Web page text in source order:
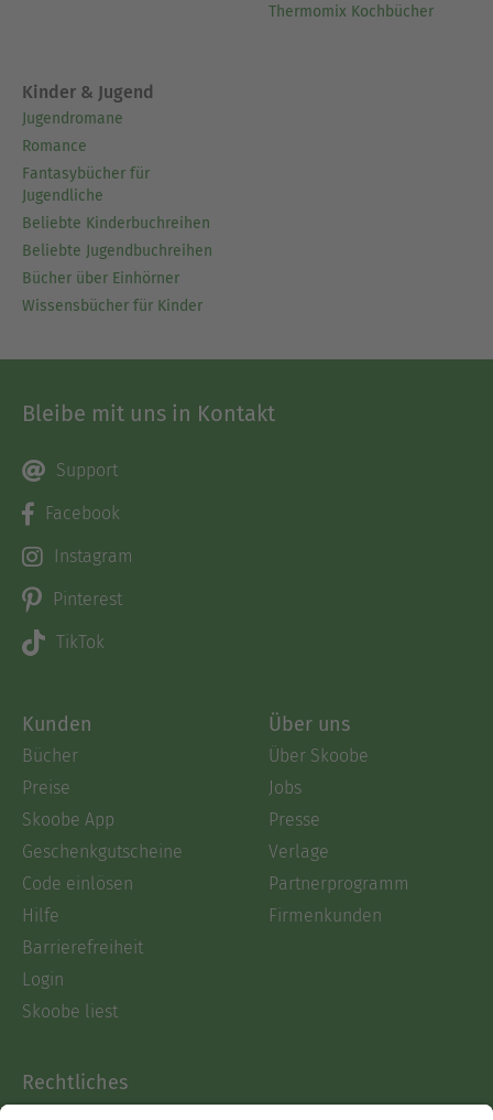
Thermomix Kochbücher
Kinder & Jugend
Jugendromane
Romance
Fantasybücher für
Jugendliche
Beliebte Kinderbuchreihen
Beliebte Jugendbuchreihen
Bücher über Einhörner
Wissensbücher für Kinder
Bleibe mit uns in Kontakt
Support
Facebook
Instagram
Pinterest
TikTok
Kunden
Bücher
Preise
Skoobe App
Geschenkgutscheine
Code einlösen
Hilfe
Barrierefreiheit
Login
Skoobe liest
Über uns
Über Skoobe
Jobs
Presse
Verlage
Partnerprogramm
Firmenkunden
Rechtliches